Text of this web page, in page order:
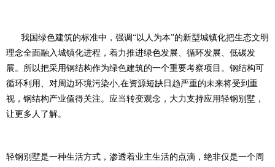
我国绿色建筑的标准中，强调“以人为本”的新型城镇化把生态文明
理念全面融入城镇化进程，着力推进绿色发展、循环发展、低碳发
展。所以把采用钢结构作为绿色建筑的一个重要考察项目。钢结构可
循环利用、对周边环境污染小,在资源短缺日趋严重的未来将受到重
视，钢结构产业值得关注。应当转变观念，大力支持应用轻钢别墅，
让更多人了解。
轻钢别墅是一种生活方式，渗透着业主生活的点滴，绝非仅是一个周